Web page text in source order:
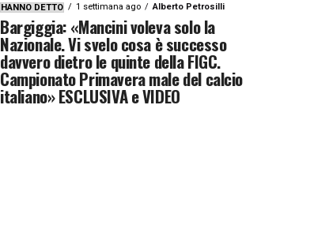
HANNO DETTO 1 settimana ago Alberto Petrosilli
Bargiggia: «Mancini voleva solo la
Nazionale. Vi svelo cosa è successo
davvero dietro le quinte della FIGC.
Campionato Primavera male del calcio
italiano» ESCLUSIVA e VIDEO